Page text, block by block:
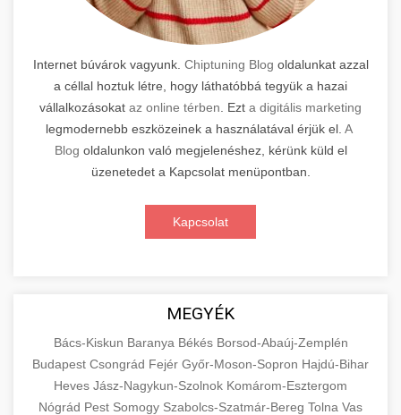
Internet búvárok vagyunk. Chiptuning Blog oldalunkat azzal
a céllal hoztuk létre, hogy láthatóbbá tegyük a hazai
vállalkozásokat az online térben . Ezt a digitális marketing
legmodernebb eszközeinek a használatával érjük el. A
Blog oldalunkon való megjelenéshez, kérünk küld el
üzenetedet a Kapcsolat menüpontban.
Kapcsolat
MEGYÉK
Bács-Kiskun Baranya Békés Borsod-Abaúj-Zemplén
Budapest Csongrád Fejér Győr-Moson-Sopron Hajdú-Bihar
Heves Jász-Nagykun-Szolnok Komárom-Esztergom
Nógrád Pest Somogy Szabolcs-Szatmár-Bereg Tolna Vas